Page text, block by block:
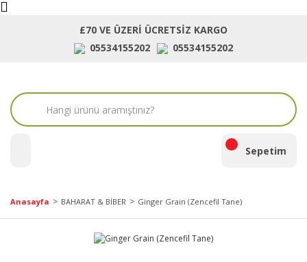
£70 VE ÜZERİ ÜCRETSİZ KARGO
05534155202
05534155202
Sepetim
Anasayfa BAHARAT & BİBER Ginger Grain (Zencefil Tane)